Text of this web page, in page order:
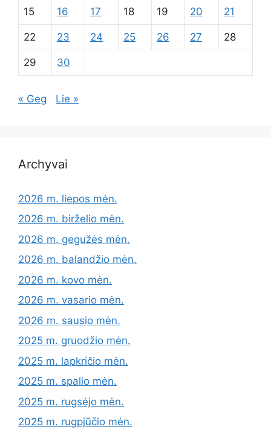
15 16 17 18 19 20 21
22 23 24 25 26 27 28
29 30
« Geg Lie »
Archyvai
2026 m. liepos mėn.
2026 m. birželio mėn.
2026 m. gegužės mėn.
2026 m. balandžio mėn.
2026 m. kovo mėn.
2026 m. vasario mėn.
2026 m. sausio mėn.
2025 m. gruodžio mėn.
2025 m. lapkričio mėn.
2025 m. spalio mėn.
2025 m. rugsėjo mėn.
2025 m. rugpjūčio mėn.